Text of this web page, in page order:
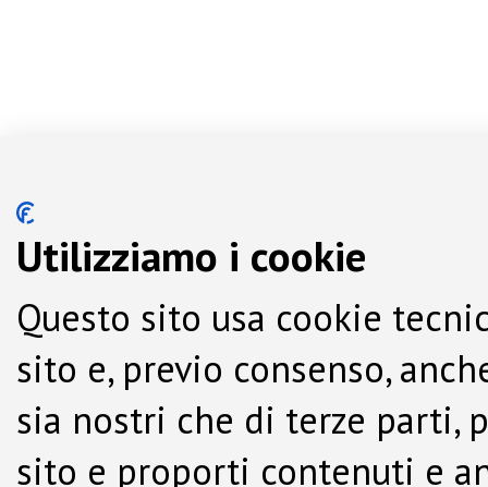
Utilizziamo i cookie
Questo sito usa cookie
sito e, previo consenso,
sia nostri che di terze parti,
sito e proporti contenuti e